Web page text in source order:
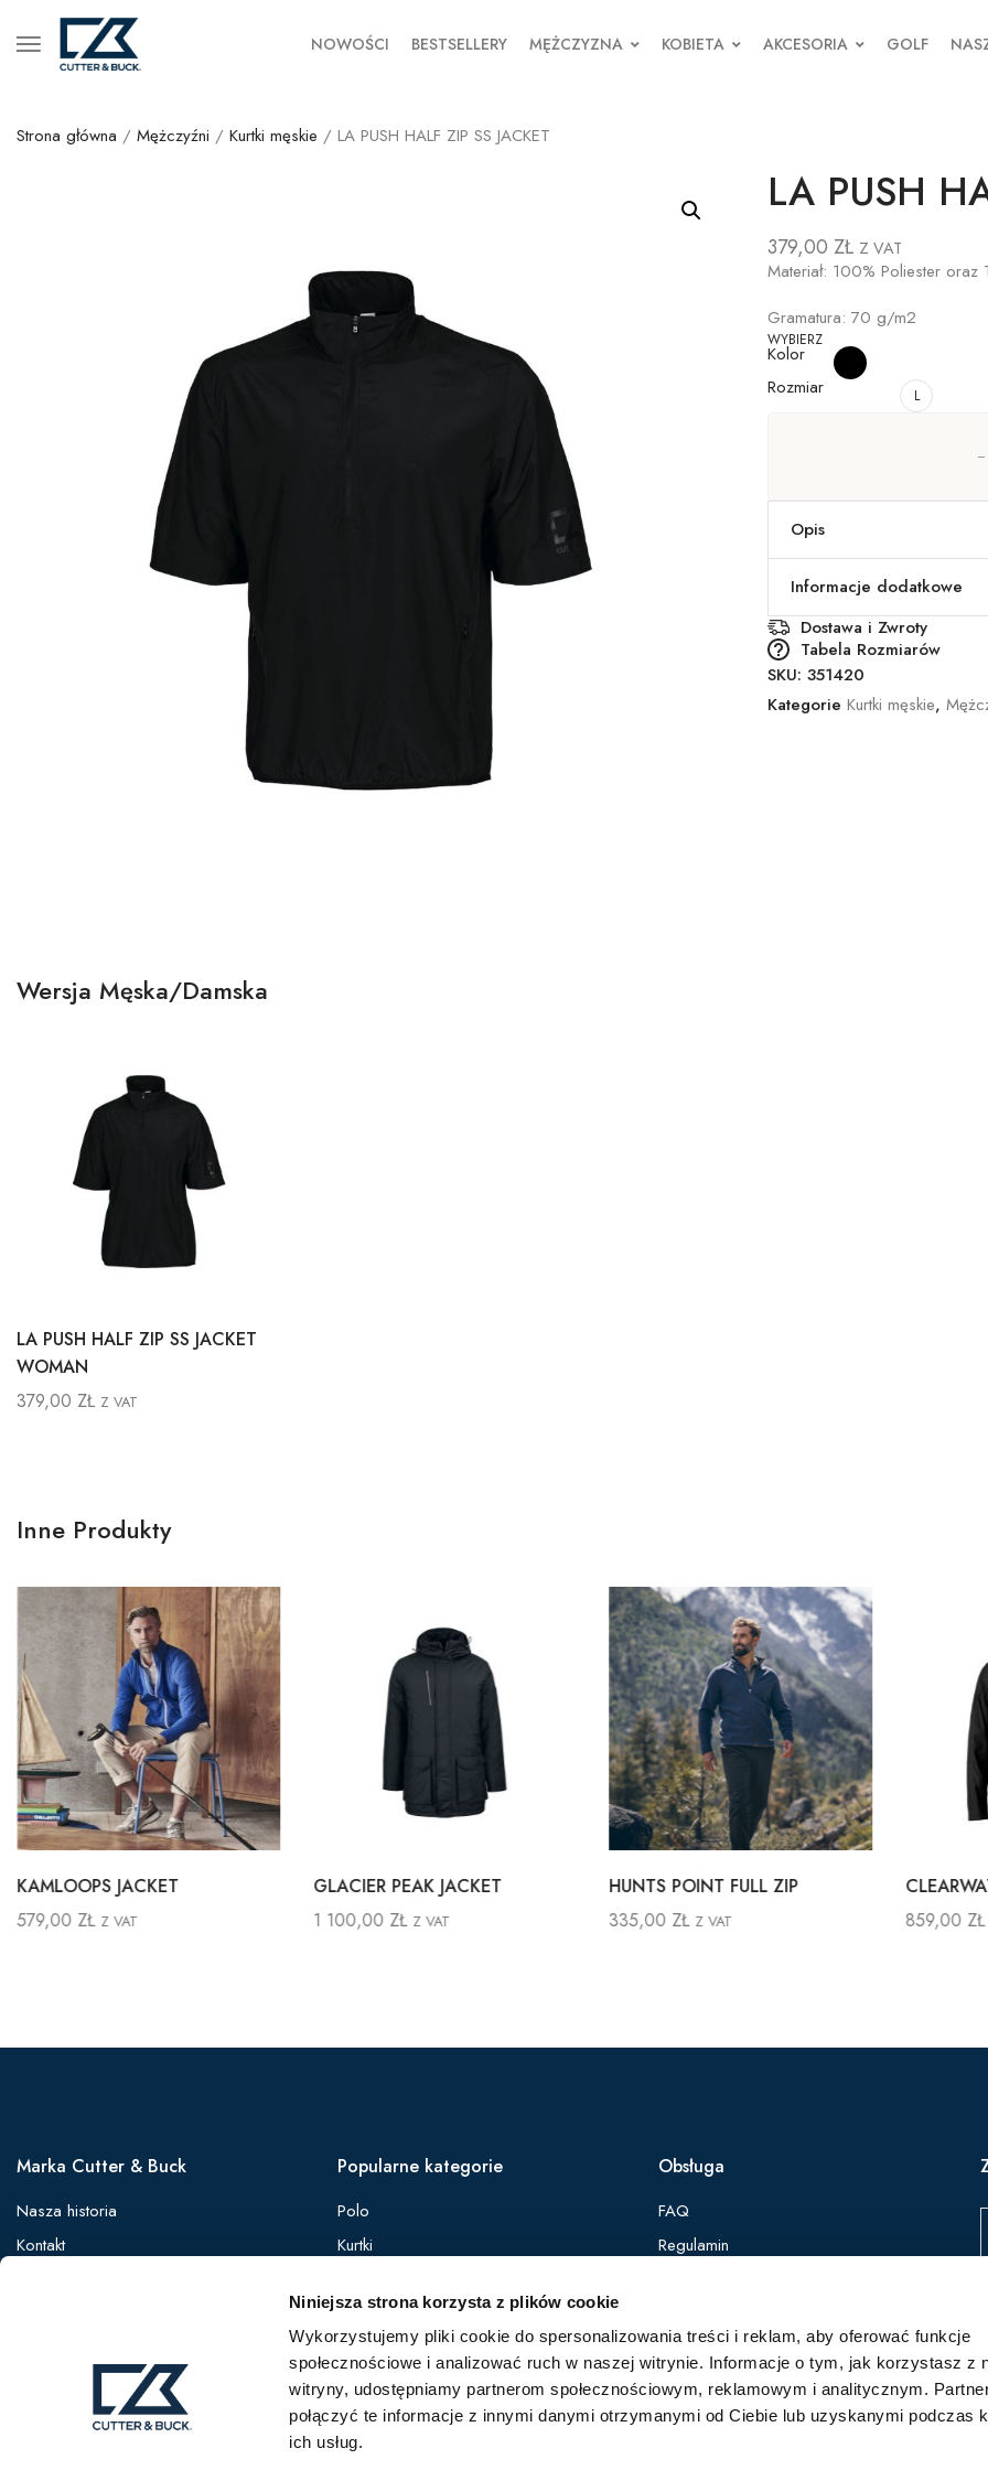
Niniejsza strona korzysta z plików cookie
Wykorzystujemy pliki cookie do spersonalizowania treści i reklam, aby oferować funkcje
społecznościowe i analizować ruch w naszej witrynie. Informacje o tym, jak korzystasz z
witryny, udostępniamy partnerom społecznościowym, reklamowym i analitycznym.
połączyć te informacje z innymi danymi otrzymanymi od Ciebie lub uzyskanymi podczas
ich usług.
NOWOŚCI BESTSELLERY MĘŻCZYZNA KOBIETA AKCESORIA GOLF
Strona główna / Mężczyźni / Kurtki męskie / LA PUSH HALF ZIP SS JACKET
LA PUSH
379,00 ZŁ Z VAT
Materiał: 100% Poliester
Gramatura: 70 g/m2
WYBIERZ
Kolor
Rozmiar
L
Opis
Informacje dodatkowe
Dostawa i Zwroty
Tabela Rozmiarów
SKU: 351420
Kategorie Kurtki męskie,
Wersja Męska/Damska
LA PUSH HALF ZIP SS JACKET
WOMAN
379,00 ZŁ Z VAT
Inne Produkty
KAMLOOPS JACKET
579,00 ZŁ Z VAT
GLACIER PEAK JACKET
1 100,00 ZŁ Z VAT
HUNTS POINT FULL ZIP
335,00 ZŁ Z VAT
859,00 ZŁ
Marka Cutter & Buck
Nasza historia
Kontakt
Popularne kategorie
Polo
Kurtki
Softshelle
Bezrękawniki
Bluzy
Spodnie
Obsługa
FAQ
Regulamin